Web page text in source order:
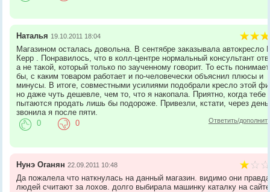
Наталья 19.10.2011 18:04
Магазином осталась довольна. В сентябре заказывала автокресло
Керр . Понравилось, что в колл-центре нормальный консультант
а не такой, который только по заученному говорит. То есть
бы, с каким товаром работает и по-человечески объяснил плюсы и
минусы. В итоге, совместными усилиями подобрали кресло этой
но даже чуть дешевле, чем то, что я накопала. Приятно, когда тебе
пытаются продать лишь бы подороже. Привезли, кстати, через
звонила я после пяти.
Ответить/
0 0
Нунэ Оганян 22.09.2011 10:48
Да пожалела что наткнулась на данный магазин. видимо они правда
людей считают за лохов. долго выбирала машинку каталку на